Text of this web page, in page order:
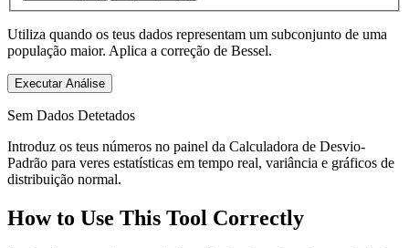
Utiliza quando os teus dados representam um subconjunto de uma
população maior. Aplica a correção de Bessel.
Executar Análise
Sem Dados Detetados
Introduz os teus números no painel da Calculadora de Desvio-
Padrão para veres estatísticas em tempo real, variância e gráficos de
distribuição normal.
How to Use This Tool Correctly